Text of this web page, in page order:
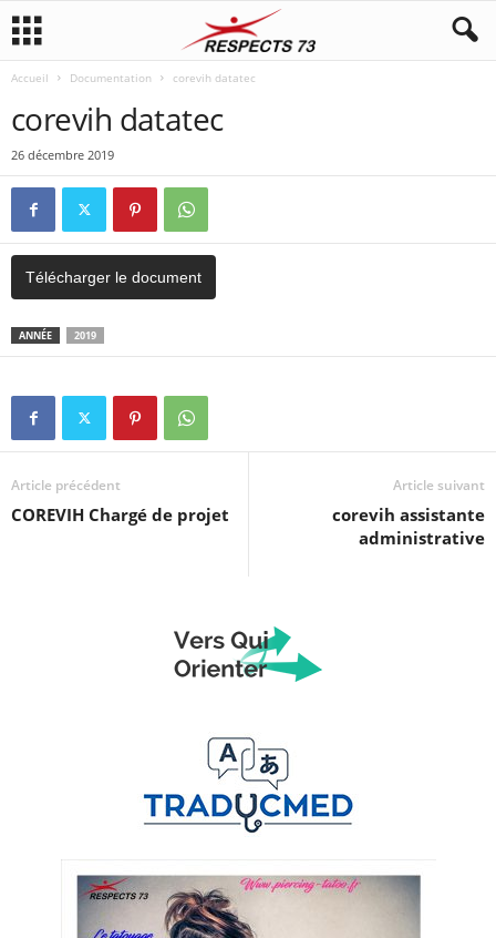
Accueil Documentation corevih datatec
corevih datatec
26 décembre 2019
Télécharger le document
ANNÉE 2019
Article précédent
COREVIH Chargé de projet
Article suivant
corevih assistante
administrative